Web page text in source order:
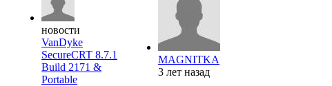
новости
VanDyke
SecureCRT 8.7.1
Build 2171 &
Portable
MAGNITKA
3 лет назад